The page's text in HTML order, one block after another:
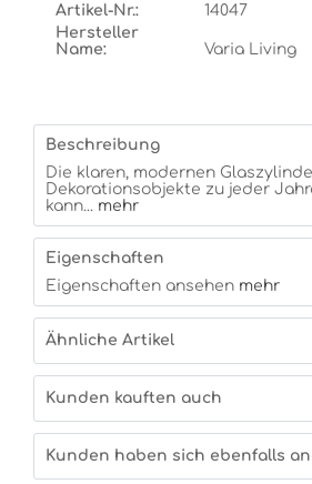
Artikel-Nr.:
14047
Hersteller
Name:
Varia Living
Beschreibung
Die klaren, modernen
Dekorationsobjekte zu jeder
kann... mehr
Eigenschaften
Eigenschaften ansehen mehr
Ähnliche Artikel
Kunden kauften auch
Kunden haben sich ebenfalls